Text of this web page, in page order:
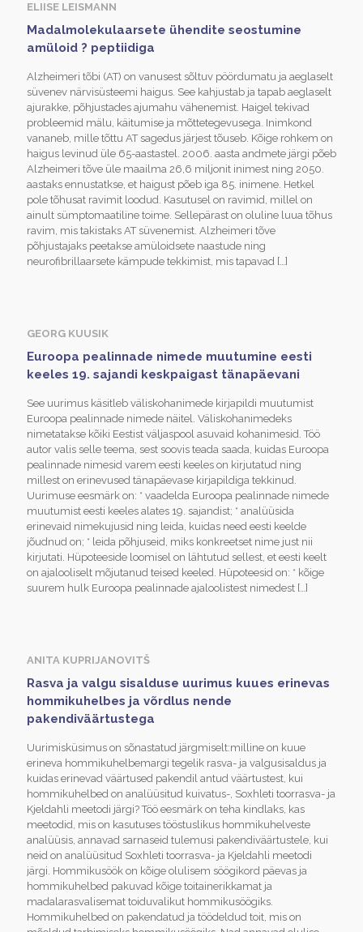
ELIISE LEISMANN
Madalmolekulaarsete ühendite seostumine
amüloid ? peptiidiga
Alzheimeri tõbi (AT) on vanusest sõltuv pöördumatu ja aeglaselt
süvenev närvisüsteemi haigus. See kahjustab ja tapab aeglaselt
ajurakke, põhjustades ajumahu vähenemist. Haigel tekivad
probleemid mälu, käitumise ja mõttetegevusega. Inimkond
vananeb, mille tõttu AT sagedus järjest tõuseb. Kõige rohkem on
haigus levinud üle 65-aastastel. 2006. aasta andmete järgi põeb
Alzheimeri tõve üle maailma 26,6 miljonit inimest ning 2050.
aastaks ennustatkse, et haigust põeb iga 85. inimene. Hetkel
pole tõhusat ravimit loodud. Kasutusel on ravimid, millel on
ainult sümptomaatiline toime. Sellepärast on oluline luua tõhus
ravim, mis takistaks AT süvenemist. Alzheimeri tõve
põhjustajaks peetakse amüloidsete naastude ning
neurofibrillaarsete kämpude tekkimist, mis tapavad […]
GEORG KUUSIK
Euroopa pealinnade nimede muutumine eesti
keeles 19. sajandi keskpaigast tänapäevani
See uurimus käsitleb väliskohanimede kirjapildi muutumist
Euroopa pealinnade nimede näitel. Väliskohanimedeks
nimetatakse kõiki Eestist väljaspool asuvaid kohanimesid. Töö
autor valis selle teema, sest soovis teada saada, kuidas Euroopa
pealinnade nimesid varem eesti keeles on kirjutatud ning
millest on erinevused tänapäevase kirjapildiga tekkinud.
Uurimuse eesmärk on: * vaadelda Euroopa pealinnade nimede
muutumist eesti keeles alates 19. sajandist; * analüüsida
erinevaid nimekujusid ning leida, kuidas need eesti keelde
jõudnud on; * leida põhjuseid, miks konkreetset nime just nii
kirjutati. Hüpoteeside loomisel on lähtutud sellest, et eesti keelt
on ajalooliselt mõjutanud teised keeled. Hüpoteesid on: * kõige
suurem hulk Euroopa pealinnade ajaloolistest nimedest […]
ANITA KUPRIJANOVITŠ
Rasva ja valgu sisalduse uurimus kuues erinevas
hommikuhelbes ja võrdlus nende
pakendiväärtustega
Uurimisküsimus on sõnastatud järgmiselt:milline on kuue
erineva hommikuhelbemargi tegelik rasva- ja valgusisaldus ja
kuidas erinevad väärtused pakendil antud väärtustest, kui
hommikuhelbed on analüüsitud kuivatus-, Soxhleti toorrasva- ja
Kjeldahli meetodi järgi? Töö eesmärk on teha kindlaks, kas
meetodid, mis on kasutuses tööstuslikus hommikuhelveste
analüüsis, annavad sarnaseid tulemusi pakendiväärtustele, kui
neid on analüüsitud Soxhleti toorrasva- ja Kjeldahli meetodi
järgi. Hommikusöök on kõige olulisem söögikord päevas ja
hommikuhelbed pakuvad kõige toitainerikkamat ja
madalarasvalisemat toiduvalikut hommikusöögiks.
Hommikuhelbed on pakendatud ja töödeldud toit, mis on